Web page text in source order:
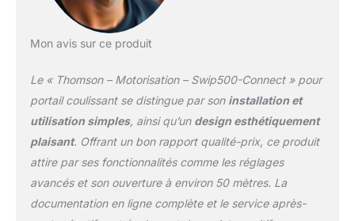
en cas d’obstacle
Mon avis sur ce produit
Le « Thomson – Motorisation – Swip500-Connect » pour
portail coulissant se distingue par son installation et
utilisation simples, ainsi qu’un design esthétiquement
plaisant. Offrant un bon rapport qualité-prix, ce produit
attire par ses fonctionnalités comme les réglages
avancés et son ouverture à environ 50 mètres. La
documentation en ligne complète et le service après-